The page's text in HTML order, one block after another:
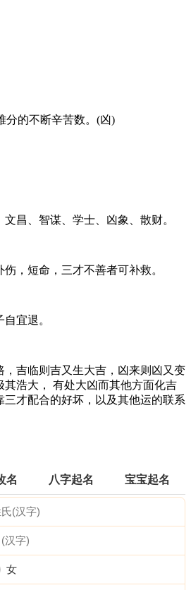
的不断辛苦数。(凶)
、智谋、学士、凶象、散财。
短命，三才不善者可补救。
宜退。
吉临则吉又生大吉，凶来则凶又变
其浩大， 有处大凶而其他方面化吉
三才配合的好坏，以及其他运的联系
名 八字起名 宝宝起名
女